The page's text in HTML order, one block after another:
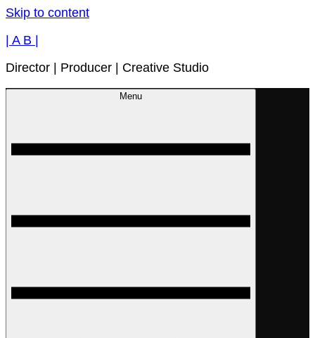
Skip to content
| A B |
Director | Producer | Creative Studio
Menu